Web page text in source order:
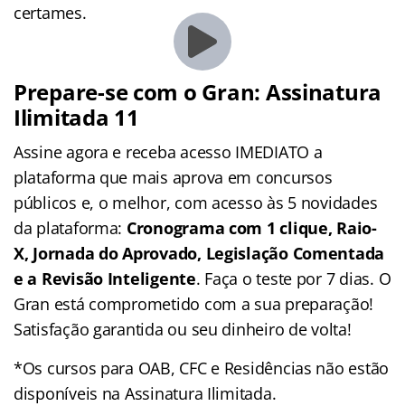
certames.
Prepare-se com o Gran: Assinatura
Ilimitada 11
Assine agora e receba acesso IMEDIATO a
plataforma que mais aprova em concursos
públicos e, o melhor, com acesso às 5 novidades
da plataforma: Cronograma com 1 clique, Raio-
X, Jornada do Aprovado, Legislação Comentada
e a Revisão Inteligente. Faça o teste por 7 dias. O
Gran está comprometido com a sua preparação!
Satisfação garantida ou seu dinheiro de volta!
*Os cursos para OAB, CFC e Residências não estão
disponíveis na Assinatura Ilimitada.